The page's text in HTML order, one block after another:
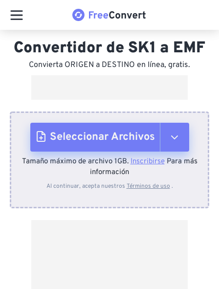
Convertidor de SK1 a EMF
Convierta ORIGEN a DESTINO en línea, gratis.
Seleccionar Archivos
Desde el dispositivo
Tamaño máximo de archivo 1GB.InscribirsePara más
información
Al continuar, acepta nuestros Términos de uso .